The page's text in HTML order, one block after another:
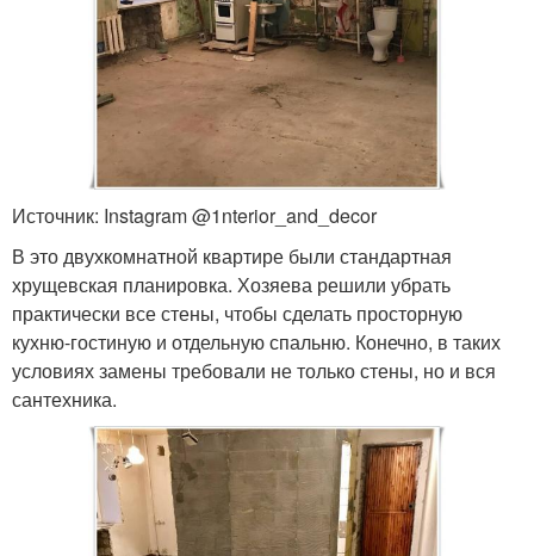
Источник: Instagram @1nterior_and_decor
В это двухкомнатной квартире были стандартная
хрущевская планировка. Хозяева решили убрать
практически все стены, чтобы сделать просторную
кухню-гостиную и отдельную спальню. Конечно, в таких
условиях замены требовали не только стены, но и вся
сантехника.